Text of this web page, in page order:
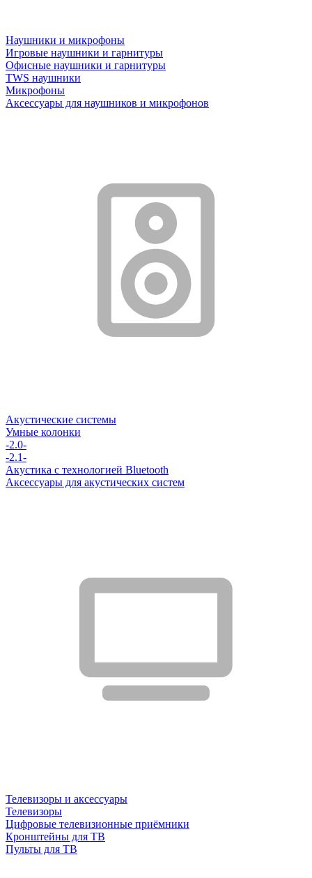
Наушники и микрофоны
Игровые наушники и гарнитуры
Офисные наушники и гарнитуры
TWS наушники
Микрофоны
Аксессуары для наушников и микрофонов
Акустические системы
Умные колонки
-2.0-
-2.1-
Акустика с технологией Bluetooth
Аксессуары для акустических систем
Телевизоры и аксессуары
Телевизоры
Цифровые телевизионные приёмники
Кронштейны для ТВ
Пульты для ТВ